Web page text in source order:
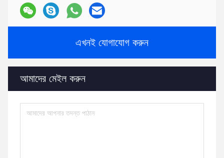
এখনই যোগাযোগ করুন
আমাদের মেইল ​​করুন